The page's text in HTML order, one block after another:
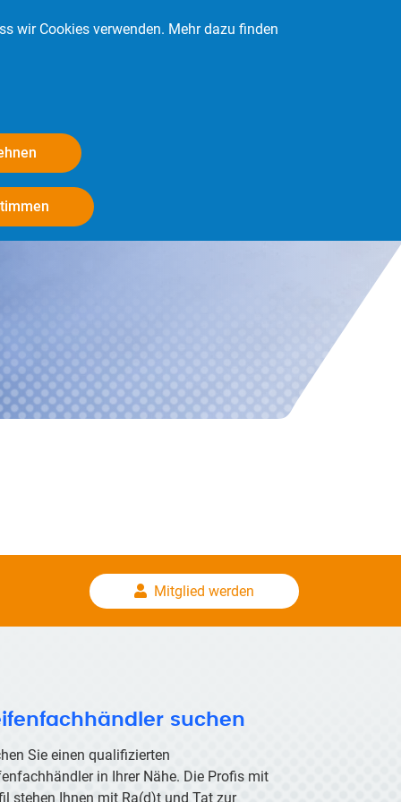
wir Cookies verwenden. Mehr dazu finden
Kontakt Login
Mitglied werden
suchen
Sie einen qualifizierten
in Ihrer Nähe. Die Profis mit
stehen Ihnen mit Ra(d)t und Tat zur